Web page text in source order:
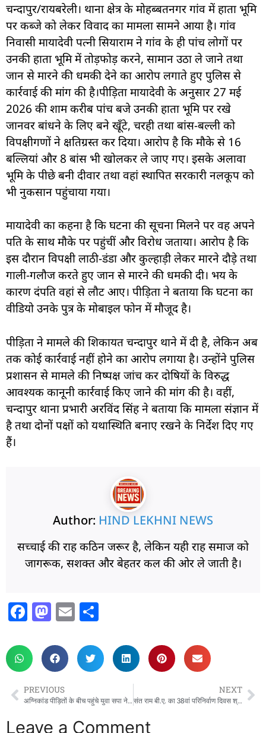
चन्दापुर/रायबरेली। थाना क्षेत्र के मोहब्बतनगर गांव में हाता भूमि
पर कब्जे को लेकर विवाद का मामला सामने आया है। गांव
निवासी मायादेवी पत्नी सियाराम ने गांव के ही पांच लोगों पर
उनकी हाता भूमि में तोड़फोड़ करने, सामान उठा ले जाने तथा
जान से मारने की धमकी देने का आरोप लगाते हुए पुलिस से
कार्रवाई की मांग की है।पीड़िता मायादेवी के अनुसार 27 मई
2026 की शाम करीब पांच बजे उनकी हाता भूमि पर रखे
जानवर बांधने के लिए बने खूँटे, चरही तथा बांस-बल्ली को
विपक्षीगणों ने क्षतिग्रस्त कर दिया। आरोप है कि मौके से 16
बल्लियां और 8 बांस भी खोलकर ले जाए गए। इसके अलावा
भूमि के पीछे बनी दीवार तथा वहां स्थापित सरकारी नलकूप को
भी नुकसान पहुंचाया गया।
मायादेवी का कहना है कि घटना की सूचना मिलने पर वह अपने
पति के साथ मौके पर पहुंचीं और विरोध जताया। आरोप है कि
इस दौरान विपक्षी लाठी-डंडा और कुल्हाड़ी लेकर मारने दौड़े तथा
गाली-गलौज करते हुए जान से मारने की धमकी दी। भय के
कारण दंपति वहां से लौट आए। पीड़िता ने बताया कि घटना का
वीडियो उनके पुत्र के मोबाइल फोन में मौजूद है।
पीड़िता ने मामले की शिकायत चन्दापुर थाने में दी है, लेकिन अब
तक कोई कार्रवाई नहीं होने का आरोप लगाया है। उन्होंने पुलिस
प्रशासन से मामले की निष्पक्ष जांच कर दोषियों के विरुद्ध
आवश्यक कानूनी कार्रवाई किए जाने की मांग की है। वहीं,
चन्दापुर थाना प्रभारी अरविंद सिंह ने बताया कि मामला संज्ञान में
है तथा दोनों पक्षों को यथास्थिति बनाए रखने के निर्देश दिए गए
हैं।
Author: HIND LEKHNI NEWS
सच्चाई की राह कठिन जरूर है, लेकिन यही राह समाज को
जागरूक, सशक्त और बेहतर कल की ओर ले जाती है।
F
c
e
b
o
o
M
st
o
d
o
n
E
ai
l
ar
e
PREVIOUS
अग्निकांड पीड़ितों के बीच पहुंचे युवा सपा नेता आदर्श भारती, बांटी राहत सामग्री
NEXT
संत राम बी.ए. का 38वां परिनिर्वाण दिवस श्रद्धा एवं संकल्प के साथ मनाया गया
Leave a Comment